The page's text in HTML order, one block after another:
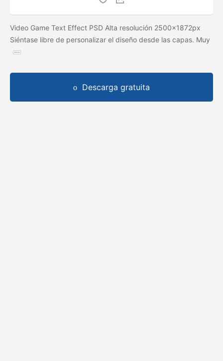
Video Game Text Effect PSD Alta resolución 2500x1872px
Siéntase libre de personalizar el diseño desde las capas. Muy
Descarga gratuita